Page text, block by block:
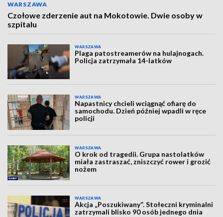
WARSZAWA
Czołowe zderzenie aut na Mokotowie. Dwie osoby w
szpitalu
WARSZAWA
Plaga patostreamerów na hulajnogach.
Policja zatrzymała 14-latków
WARSZAWA
Napastnicy chcieli wciągnąć ofiarę do
samochodu. Dzień później wpadli w ręce
policji
WARSZAWA
O krok od tragedii. Grupa nastolatków
miała zastraszać, zniszczyć rower i grozić
nożem
WARSZAWA
Akcja „Poszukiwany”. Stołeczni kryminalni
zatrzymali blisko 90 osób jednego dnia